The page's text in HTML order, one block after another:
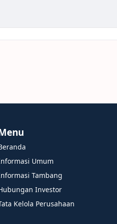
Umum
Tambang
Investor
Kelola Perusahaan